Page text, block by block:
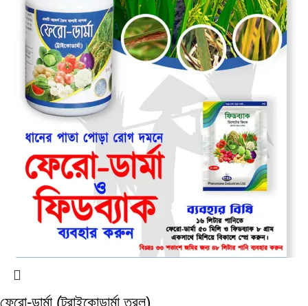
ফেরো-ডার্মা (ট্রাইকোডার্মা তরল)